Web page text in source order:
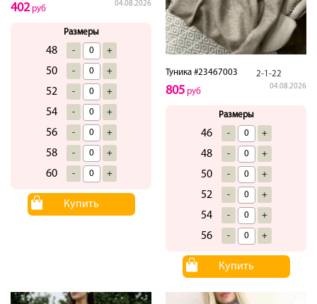
04.08.2026
402руб
Размеры
48 - +
50 - +
52 - +
54 - +
56 - +
58 - +
60 - +
Купить
Туника #23467003 2-1-22
04.08.2026
805 руб
Размеры
46 - +
48 - +
50 - +
52 - +
54 - +
56 - +
Купить